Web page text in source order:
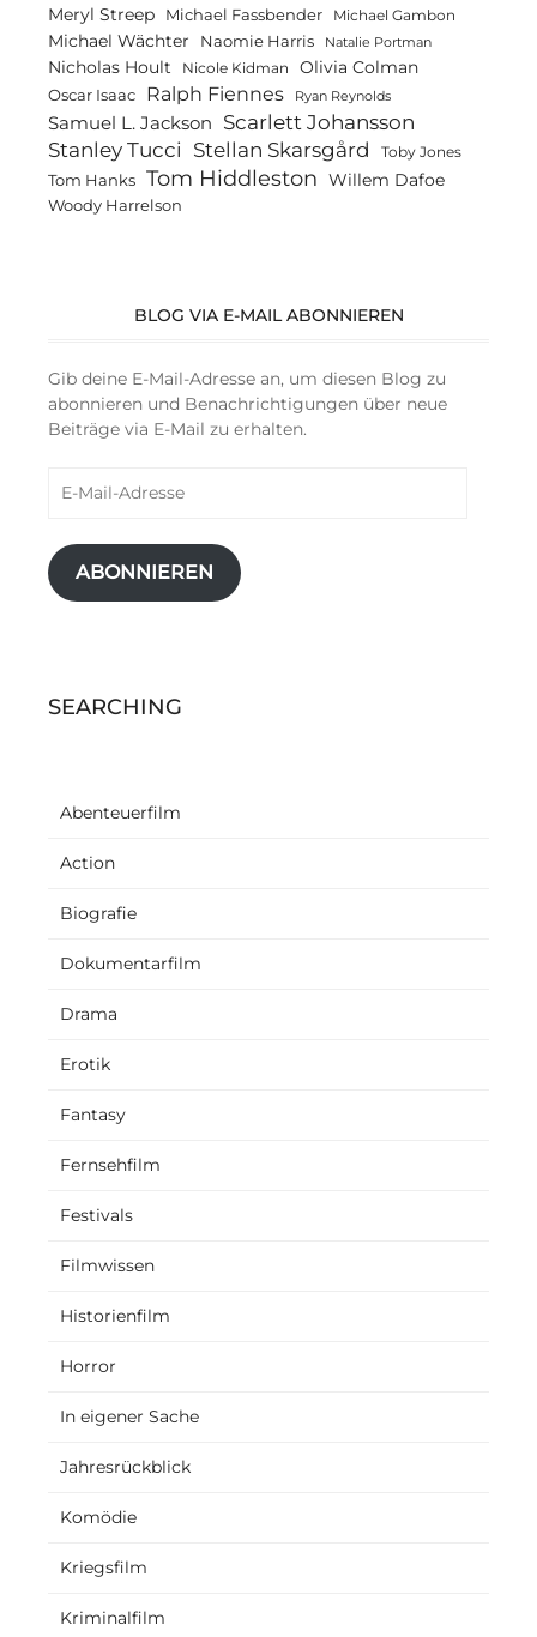
Meryl Streep Michael Fassbender Michael Gambon
Michael Wächter Naomie Harris Natalie Portman
Nicholas Hoult Nicole Kidman Olivia Colman
Oscar Isaac Ralph Fiennes Ryan Reynolds
Samuel L. Jackson Scarlett Johansson
Stanley Tucci Stellan Skarsgård Toby Jones
Tom Hanks Tom Hiddleston Willem Dafoe
Woody Harrelson
BLOG VIA E-MAIL ABONNIEREN
Gib deine E-Mail-Adresse an, um diesen Blog zu
abonnieren und Benachrichtigungen über neue
Beiträge via E-Mail zu erhalten.
Mail-
ABONNIEREN
SEARCHING
Abenteuerfilm
Action
Biografie
Dokumentarfilm
Drama
Erotik
Fantasy
Fernsehfilm
Festivals
Filmwissen
Historienfilm
Horror
In eigener Sache
Jahresrückblick
Komödie
Kriegsfilm
Kriminalfilm